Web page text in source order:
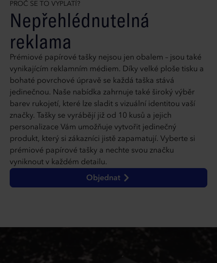
PROČ SE TO VYPLATÍ?
Nepřehlédnutelná
reklama
Prémiové papírové tašky nejsou jen obalem – jsou také
vynikajícím reklamním médiem. Díky velké ploše tisku a
bohaté povrchové úpravě se každá taška stává
jedinečnou. Naše nabídka zahrnuje také široký výběr
barev rukojetí, které lze sladit s vizuální identitou vaší
značky. Tašky se vyrábějí již od 10 kusů a jejich
personalizace Vám umožňuje vytvořit jedinečný
produkt, který si zákazníci jistě zapamatují. Vyberte si
prémiové papírové tašky a nechte svou značku
vyniknout v každém detailu.
Objednat